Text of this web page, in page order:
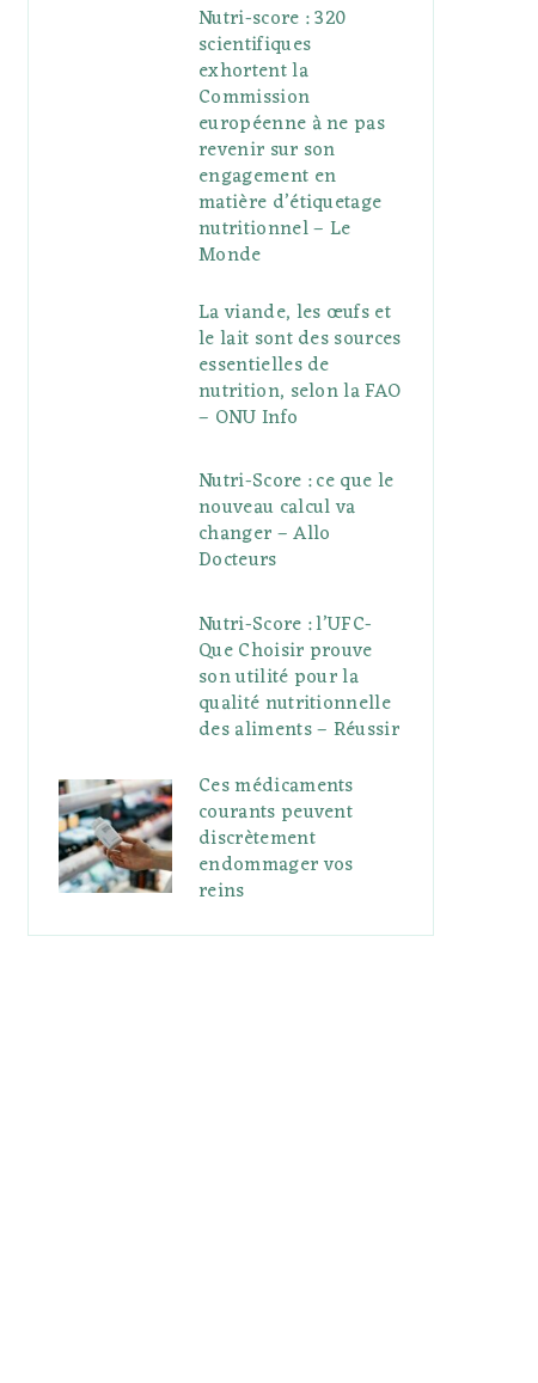
Nutri-score : 320
scientifiques
exhortent la
Commission
européenne à ne pas
revenir sur son
engagement en
matière d’étiquetage
nutritionnel – Le
Monde
La viande, les œufs et
le lait sont des sources
essentielles de
nutrition, selon la FAO
– ONU Info
Nutri-Score : ce que le
nouveau calcul va
changer – Allo
Docteurs
Nutri-Score : l’UFC-
Que Choisir prouve
son utilité pour la
qualité nutritionnelle
des aliments – Réussir
Ces médicaments
courants peuvent
discrètement
endommager vos
reins